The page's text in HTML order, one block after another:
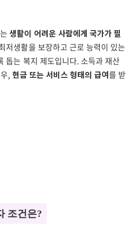
생활이 어려운 사람에게 국가가 필
저생활을 보장하고 근로 능력이 있는
돕는 복지 제도입니다. 소득과 재산
, 현금 또는 서비스 형태의 급여를 받
조건은?